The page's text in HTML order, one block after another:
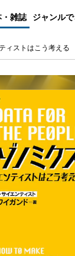
・雑誌 ジャンル
ィストはこう考える